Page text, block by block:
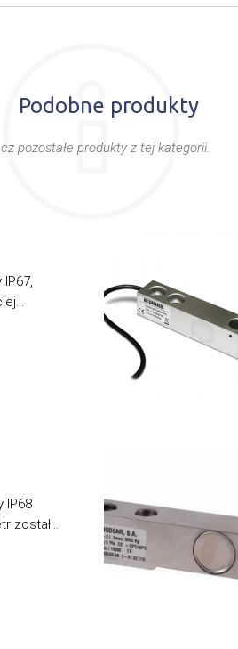
Podobne produkty
pozostałe produkty z tej kategorii.
IP68
został...